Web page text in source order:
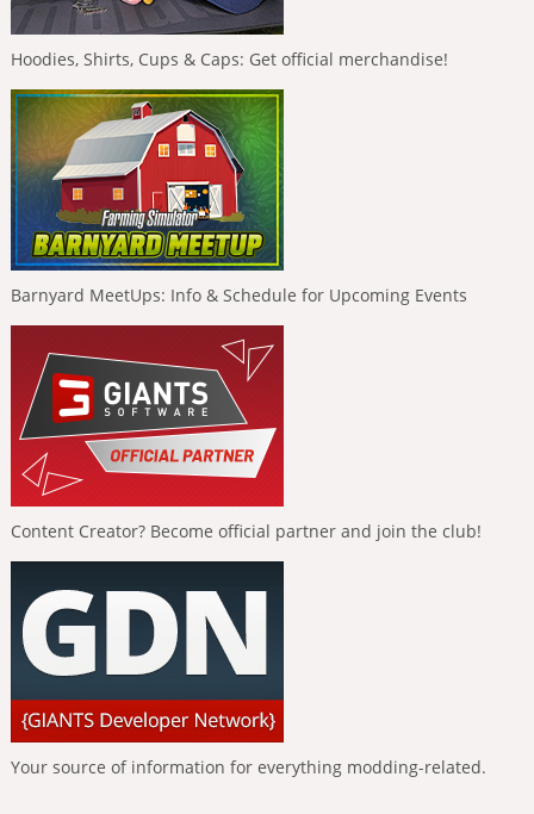
Hoodies, Shirts, Cups & Caps: Get official merchandise!
Barnyard MeetUps: Info & Schedule for Upcoming Events
Content Creator? Become official partner and join the club!
Your source of information for everything modding-related.